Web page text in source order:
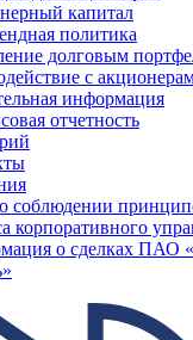
капитал
политика
долговым
с
информация
отчетность
соблюдении
корпоративного
о сделках ПАО